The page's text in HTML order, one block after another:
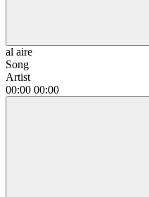
al aire
Song
Artist
00:00 00:00